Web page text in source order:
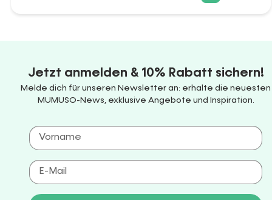
Jetzt anmelden & 10% Rabatt sichern!
Melde dich für unseren Newsletter an: erhalte die neuesten
MUMUSO-News, exklusive Angebote und Inspiration.